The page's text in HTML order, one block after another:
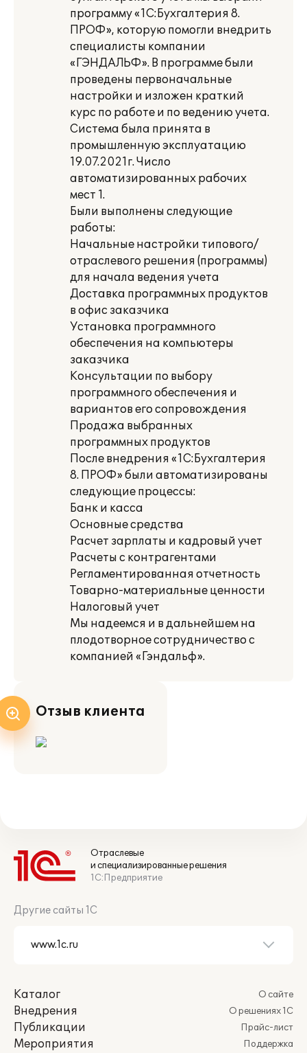
программу «1С:Бухгалтерия 8.
ПРОФ», которую помогли внедрить
специалисты компании
«ГЭНДАЛЬФ». В программе были
проведены первоначальные
настройки и изложен краткий
курс по работе и по ведению учета.
Система была принята в
промышленную эксплуатацию
19.07.2021г. Число
автоматизированных рабочих
мест 1.
Были выполнены следующие
работы:
Начальные настройки типового/
отраслевого решения (программы)
для начала ведения учета
Доставка программных продуктов
в офис заказчика
Установка программного
обеспечения на компьютеры
заказчика
Консультации по выбору
программного обеспечения и
вариантов его сопровождения
Продажа выбранных
программных продуктов
После внедрения «1С:Бухгалтерия
8. ПРОФ» были автоматизированы
следующие процессы:
Банк и касса
Основные средства
Расчет зарплаты и кадровый учет
Расчеты с контрагентами
Регламентированная отчетность
Товарно-материальные ценности
Налоговый учет
Мы надеемся и в дальнейшем на
плодотворное сотрудничество с
компанией «Гэндальф».
Отзыв клиента
Отраслевые
и специализированные решения
1С:Предприятие
Другие сайты 1С
Каталог
Внедрения
Публикации
Мероприятия
О сайте
О решениях 1С
Прайс-лист
Поддержка